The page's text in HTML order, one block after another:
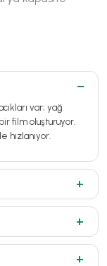
var; yağ
film oluşturuyor.
hızlanıyor.